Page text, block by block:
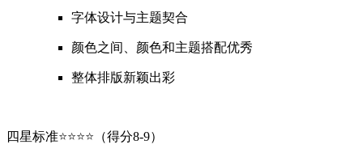
字体设计与主题契合
颜色之间、颜色和主题搭配优秀
整体排版新颖出彩
四星标准⭐️⭐️⭐️⭐️ （得分8-9）